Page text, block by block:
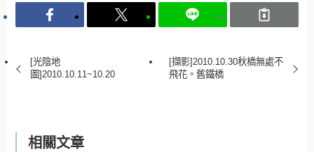
[光陰地
圖]2010.10.11~10.20
[擷影]2010.10.30秋橋無處不
飛花。舊鐵橋
相關文章